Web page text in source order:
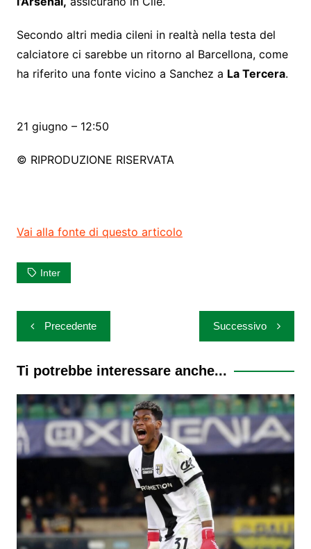
Secondo altri media cileni in realtà nella testa del
calciatore ci sarebbe un ritorno al Barcellona, come
ha riferito una fonte vicino a Sanchez a La Tercera.
21 giugno – 12:50
© RIPRODUZIONE RISERVATA
Vai alla fonte di questo articolo
Inter
Navigazione
articoli
Precedente Successivo
Ti potrebbe interessare anche...